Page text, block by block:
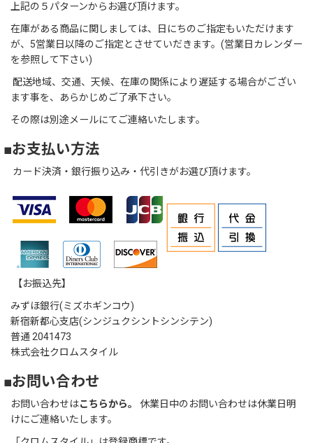
上記の５パターンからお選び頂けます。
在庫がある商品に関しましては、日にちのご指定もいただけます
が、5営業日以降のご指定とさせていだきます。(営業日カレンダー
を参照して下さい)
配送地域、交通、天候、在庫の関係により遅延する場合がござい
ます事を、あらかじめご了承下さい。
その際は別途メールにてご連絡いたします。
■お支払い方法
カード決済・銀行振り込み・代引きがお選び頂けます。
【お振込先】
みずほ銀行(ミズホギンコウ)
新宿新都心支店(シンジュクシントシンシテン)
普通 2041473
株式会社クロムスタイル
■お問い合わせ
お問い合わせはこちらから。
休業日中のお問い合わせは休業日明
けにご連絡いたします。